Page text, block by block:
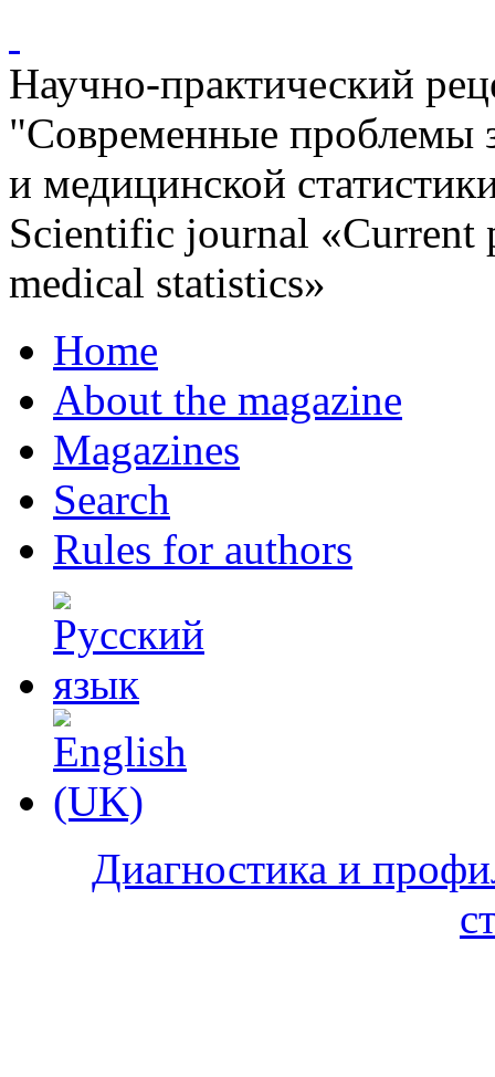
Научно-практический
"Современные проблемы
и медицинской
Scientific journal «Current
medical statistics»
Home
About the magazine
Magazines
Search
Rules for authors
Диагностика и